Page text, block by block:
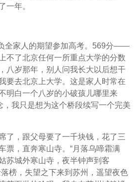
一年。
全家人的期望参加高考。569分——
不了北京任何一所重点大学的分数
八岁那年，别人问我长大以后想干
要去北京上大学。这是家人时常在
明白一个八岁的小破孩儿哪里来
，我只是想为这个桥段续写一个完美
了，跟父母要了一千块钱，花了三
票，直奔寒山寺。“月落乌啼霜满
苏城外寒山寺，夜半钟声到客
榜，失望之下来到苏州，遥望夜色